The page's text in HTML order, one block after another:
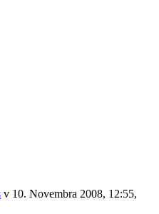
v 10. Novembra 2008, 12:55,